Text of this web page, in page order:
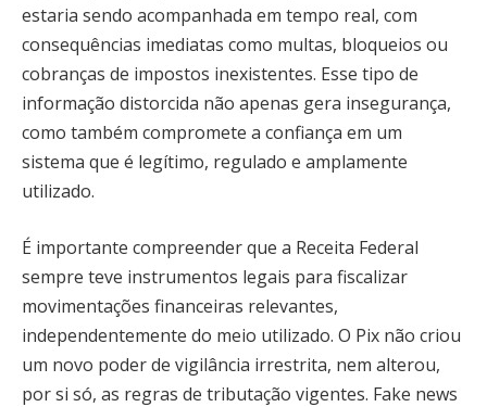
estaria sendo acompanhada em tempo real, com
consequências imediatas como multas, bloqueios ou
cobranças de impostos inexistentes. Esse tipo de
informação distorcida não apenas gera insegurança,
como também compromete a confiança em um
sistema que é legítimo, regulado e amplamente
utilizado.
É importante compreender que a Receita Federal
sempre teve instrumentos legais para fiscalizar
movimentações financeiras relevantes,
independentemente do meio utilizado. O Pix não criou
um novo poder de vigilância irrestrita, nem alterou,
por si só, as regras de tributação vigentes. Fake news